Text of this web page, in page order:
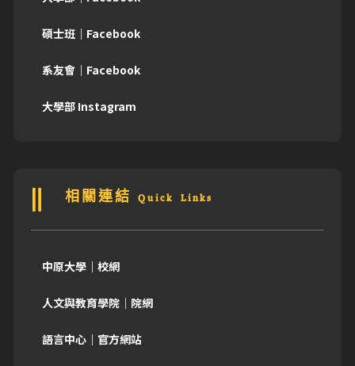
碩士班｜Facebook
系友會｜Facebook
大學部 Instagram
相關連結 Quick Links
中原大學｜校網
人文與教育學院｜院網
語言中心｜官方網站